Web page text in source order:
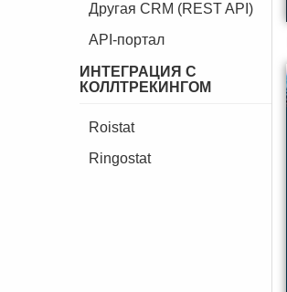
Другая CRM (REST API)
API-портал
ИНТЕГРАЦИЯ С
КОЛЛТРЕКИНГОМ
Roistat
Ringostat